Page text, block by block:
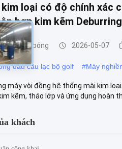
loại có độ chính xác
hợp kim kẽm Deburring
và đánh bóng 2026-05-07
đầu câu lạc bộ golf #Máy
máy vòi đồng hệ thống mài kim
kẽm, tháo lớp và ứng dụng hoàn
khách